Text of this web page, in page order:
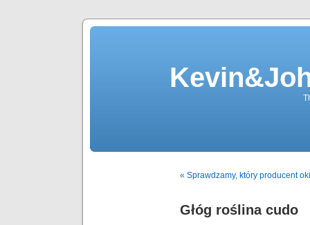
« Sprawdzamy, który producent
Głóg roślina cudo